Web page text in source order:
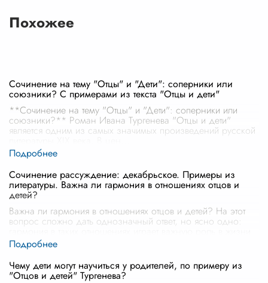
Похожее
Сочинение на тему "Отцы" и "Дети": соперники или
союзники? С примерами из текста "Отцы и дети"
**Сочинение на тему "Отцы" и "Дети": соперники или
союзники?** Роман Ивана Тургенева "Отцы и дети"
является одним из самых значимых произведений русской
Сочинение рассуждение: декабрьское. Примеры из
литературы. Важна ли гармония в отношениях отцов и
детей?
Важна ли гармония в отношениях отцов и детей? На этот
вопрос сложно дать однозначный ответ, но ясно одно:
каждого человека, с
Чему дети могут научиться у родителей, по примеру из
"Отцов и детей" Тургенева?